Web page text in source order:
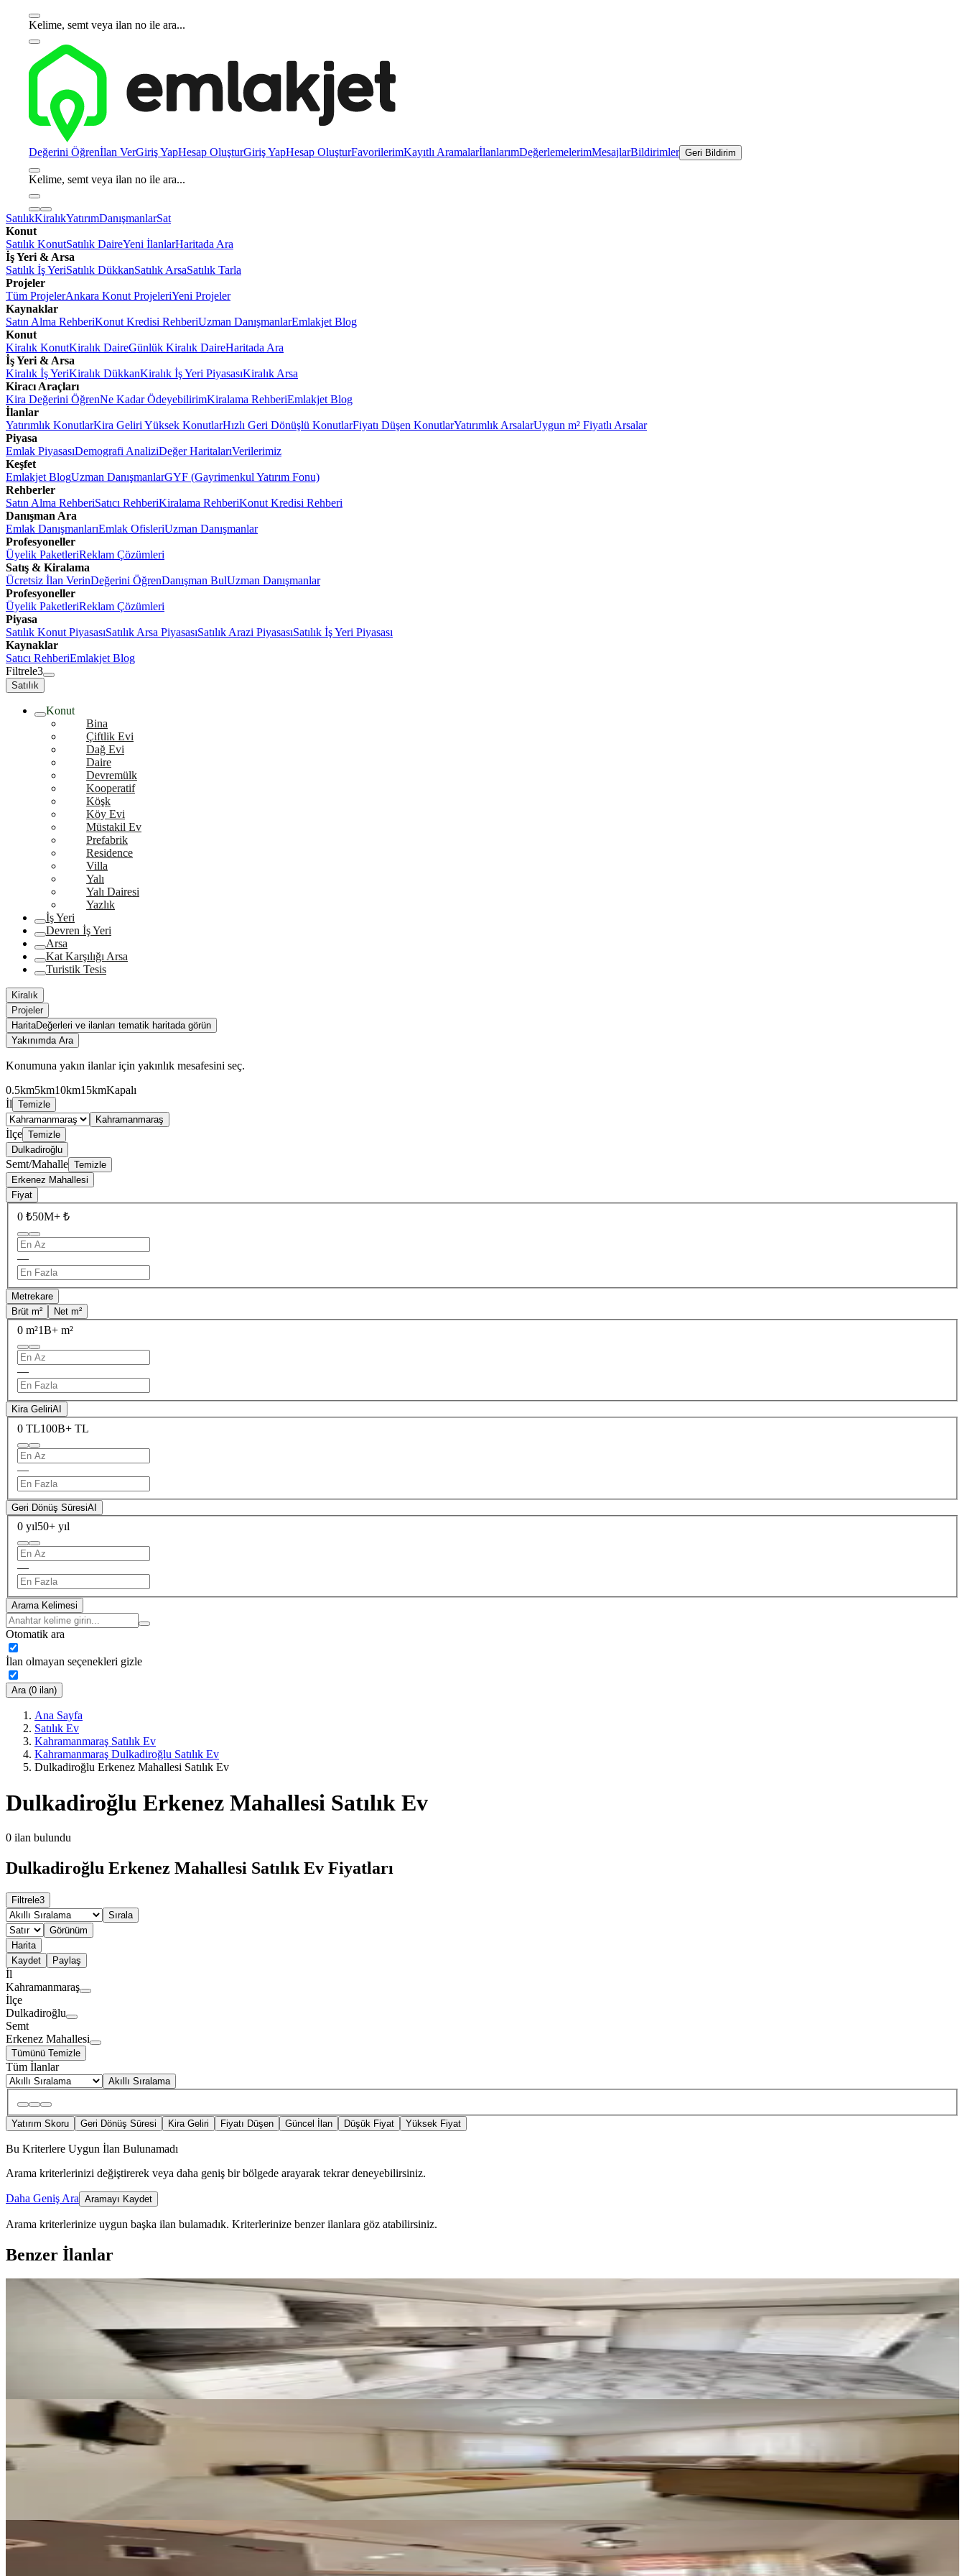
Kelime, semt veya ilan no ile ara...
Değerini Öğrenİlan VerGiriş YapHesap OluşturGiriş YapHesap OluşturFavorilerimKayıtlı AramalarİlanlarımDeğerlemelerimMesajlarBildirimler Geri Bildirim
Kelime, semt veya ilan no ile ara...
SatılıkKiralıkYatırımDanışmanlarSat
Konut
Satılık KonutSatılık DaireYeni İlanlarHaritada Ara
İş Yeri & Arsa
Satılık İş YeriSatılık DükkanSatılık ArsaSatılık Tarla
Projeler
Tüm ProjelerAnkara Konut ProjeleriYeni Projeler
Kaynaklar
Satın Alma RehberiKonut Kredisi RehberiUzman DanışmanlarEmlakjet Blog
Konut
Kiralık KonutKiralık DaireGünlük Kiralık DaireHaritada Ara
İş Yeri & Arsa
Kiralık İş YeriKiralık DükkanKiralık İş Yeri PiyasasıKiralık Arsa
Kiracı Araçları
Kira Değerini ÖğrenNe Kadar ÖdeyebilirimKiralama RehberiEmlakjet Blog
İlanlar
Yatırımlık KonutlarKira Geliri Yüksek KonutlarHızlı Geri Dönüşlü KonutlarFiyatı Düşen KonutlarYatırımlık ArsalarUygun m² Fiyatlı Arsalar
Piyasa
Emlak PiyasasıDemografi AnaliziDeğer HaritalarıVerilerimiz
Keşfet
Emlakjet BlogUzman DanışmanlarGYF (Gayrimenkul Yatırım Fonu)
Rehberler
Satın Alma RehberiSatıcı RehberiKiralama RehberiKonut Kredisi Rehberi
Danışman Ara
Emlak DanışmanlarıEmlak OfisleriUzman Danışmanlar
Profesyoneller
Üyelik PaketleriReklam Çözümleri
Satış & Kiralama
Ücretsiz İlan VerinDeğerini ÖğrenDanışman BulUzman Danışmanlar
Profesyoneller
Üyelik PaketleriReklam Çözümleri
Piyasa
Satılık Konut PiyasasıSatılık Arsa PiyasasıSatılık Arazi PiyasasıSatılık İş Yeri Piyasası
Kaynaklar
Satıcı RehberiEmlakjet Blog
Filtrele3
Satılık
Konut
Bina
Çiftlik Evi
Dağ Evi
Daire
Devremülk
Kooperatif
Köşk
Köy Evi
Müstakil Ev
Prefabrik
Residence
Villa
Yalı
Yalı Dairesi
Yazlık
İş Yeri
Devren İş Yeri
Arsa
Kat Karşılığı Arsa
Turistik Tesis
Kiralık
Projeler
HaritaDeğerleri ve ilanları tematik haritada görün
Yakınımda Ara
Konumuna yakın ilanlar için yakınlık mesafesini seç.
0.5km5km10km15kmKapalı
İl Temizle
Kahramanmaraş
İlçe Temizle
Dulkadiroğlu
Semt/Mahalle Temizle
Erkenez Mahallesi
Fiyat
0 ₺50M+ ₺
—
Metrekare
Brüt m²
Net m²
0 m²1B+ m²
—
Kira GeliriAI
0 TL100B+ TL
—
Geri Dönüş SüresiAI
0 yıl50+ yıl
—
Arama Kelimesi
Otomatik ara
İlan olmayan seçenekleri gizle
Ara (0 ilan)
Ana Sayfa
Satılık Ev
Kahramanmaraş Satılık Ev
Kahramanmaraş Dulkadiroğlu Satılık Ev
Dulkadiroğlu Erkenez Mahallesi Satılık Ev
Dulkadiroğlu Erkenez Mahallesi Satılık Ev
0 ilan bulundu
Dulkadiroğlu Erkenez Mahallesi Satılık Ev Fiyatları
Filtrele3
Sırala
Görünüm
Harita
Kaydet
Paylaş
İl
Kahramanmaraş
İlçe
Dulkadiroğlu
Semt
Erkenez Mahallesi
Tümünü Temizle
Tüm İlanlar
Akıllı Sıralama
Yatırım Skoru Geri Dönüş Süresi Kira Geliri Fiyatı Düşen Güncel İlan Düşük Fiyat Yüksek Fiyat
Bu Kriterlere Uygun İlan Bulunamadı
Arama kriterlerinizi değiştirerek veya daha geniş bir bölgede arayarak tekrar deneyebilirsiniz.
Daha Geniş Ara Aramayı Kaydet
Arama kriterlerinize uygun başka ilan bulamadık. Kriterlerinize benzer ilanlara göz atabilirsiniz.
Benzer İlanlar
YENİ
Germenıcıa'dan Fırsat Yeni Yapı Satılık Sıfır 2+1 Daire
Dulkadiroğlu, Yahya Kemal Mahallesi
2+1·90 m²·Yüksek giriş·08.08.2026
2.100.000 ₺
Celalettin Yarpuz
Yeni Rota'dan Yahya Kemal Mah.3+1 Satılık Giriş Kat Daire
Dulkadiroğlu, Yahya Kemal Mahallesi
Yüksek giriş·08.08.2026 Ara
Yeni Rota'dan Ballıca Mah. Ara Kat Fırsat Satılık 3+1 Daire
YENİ ROTA İNŞAAT EMLAK